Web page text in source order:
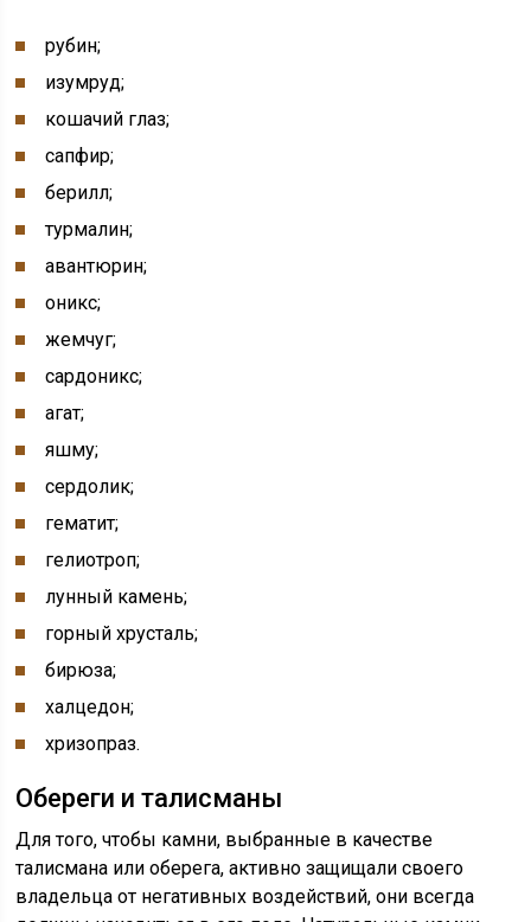
рубин;
изумруд;
кошачий глаз;
сапфир;
берилл;
турмалин;
авантюрин;
оникс;
жемчуг;
сардоникс;
агат;
яшму;
сердолик;
гематит;
гелиотроп;
лунный камень;
горный хрусталь;
бирюза;
халцедон;
хризопраз.
Обереги и талисманы
Для того, чтобы камни, выбранные в качестве
талисмана или оберега, активно защищали своего
владельца от негативных воздействий, они всегда